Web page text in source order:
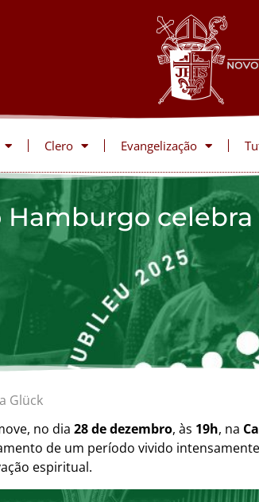
Clero Evangelização
Hamburgo
Glück
no dia 28 de dezembro, às 19h, na
de um período vivido
espiritual.